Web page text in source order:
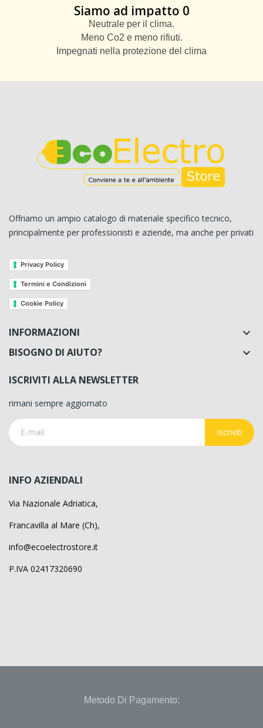
Siamo ad impatto 0
Neutrale per il clima.
Meno Co2 e meno rifiuti.
Impegnati nella protezione del clima
Offriamo un ampio catalogo di materiale specifico tecnico,
principalmente per professionisti e aziende, ma anche per privati
Privacy Policy
Termini e Condizioni
Cookie Policy
INFORMAZIONI 
BISOGNO DI AIUTO? 
ISCRIVITI ALLA NEWSLETTER
rimani sempre aggiornato
Iscriviti
INFO AZIENDALI
Via Nazionale Adriatica,
Francavilla al Mare (Ch),
info@ecoelectrostore.it
P.IVA 02417320690
Metodo Di Pagamento: